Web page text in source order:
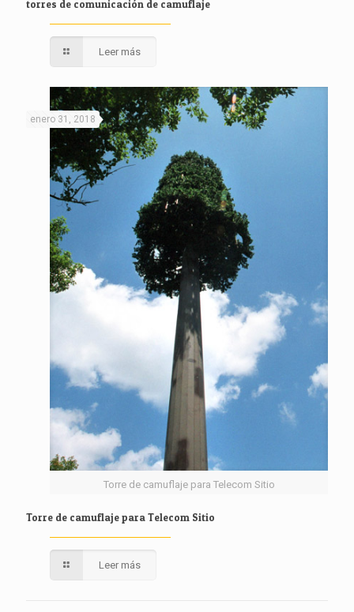
torres de comunicación de camuflaje
Leer más
Torre de camuflaje para Telecom Sitio
enero 31, 2018
Torre de camuflaje para Telecom Sitio
Leer más